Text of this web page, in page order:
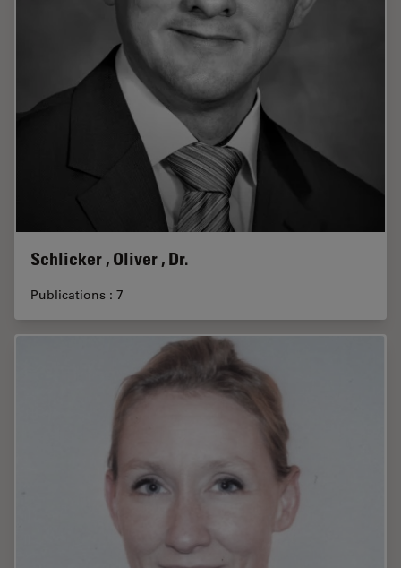
Schlicker , Oliver , Dr.
Publications : 7